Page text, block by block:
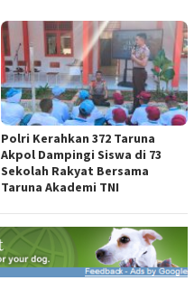
Polri Kerahkan 372 Taruna
Akpol Dampingi Siswa di 73
Sekolah Rakyat Bersama
Taruna Akademi TNI